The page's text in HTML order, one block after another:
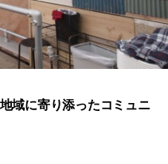
域に寄り添ったコミュニ